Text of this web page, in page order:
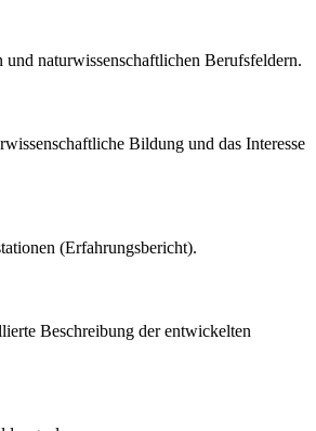
naturwissenschaftlichen Berufsfeldern.
Bildung und das Interesse
(Erfahrungsbericht).
Beschreibung der entwickelten